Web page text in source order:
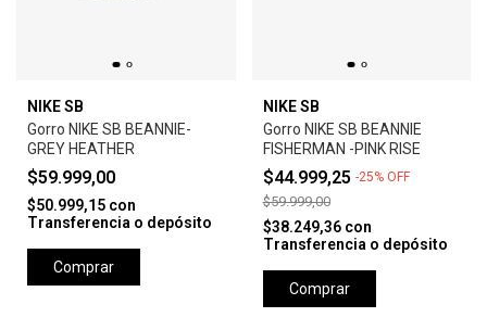
NIKE SB
Gorro NIKE SB BEANNIE-
GREY HEATHER
$59.999,00
$50.999,15 con
Transferencia o depósito
Comprar
NIKE SB
Gorro NIKE SB BEANNIE
FISHERMAN -PINK RISE
$44.999,25 -25% OFF
$59.999,00
$38.249,36 con
Transferencia o depósito
Comprar